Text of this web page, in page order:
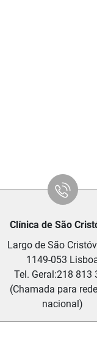
Clínica de São
Largo de São
1149-053
Tel. Geral:218 813
(Chamada para
nacional)